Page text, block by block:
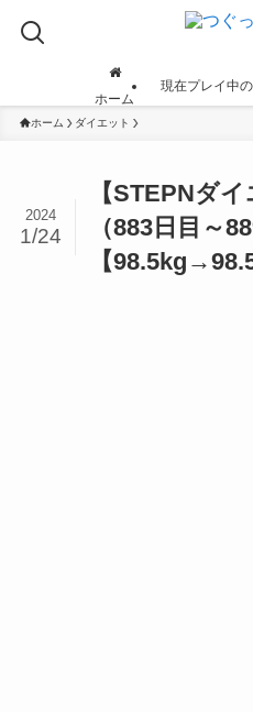
ホーム
現在プレイ中
ホーム ダイエット
【STEPNダ
（883日目～
【
2024
1/24